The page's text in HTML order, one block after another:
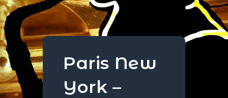
Paris New
York –